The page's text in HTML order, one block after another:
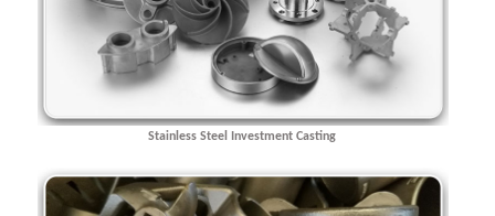
Stainless Steel Investment Casting